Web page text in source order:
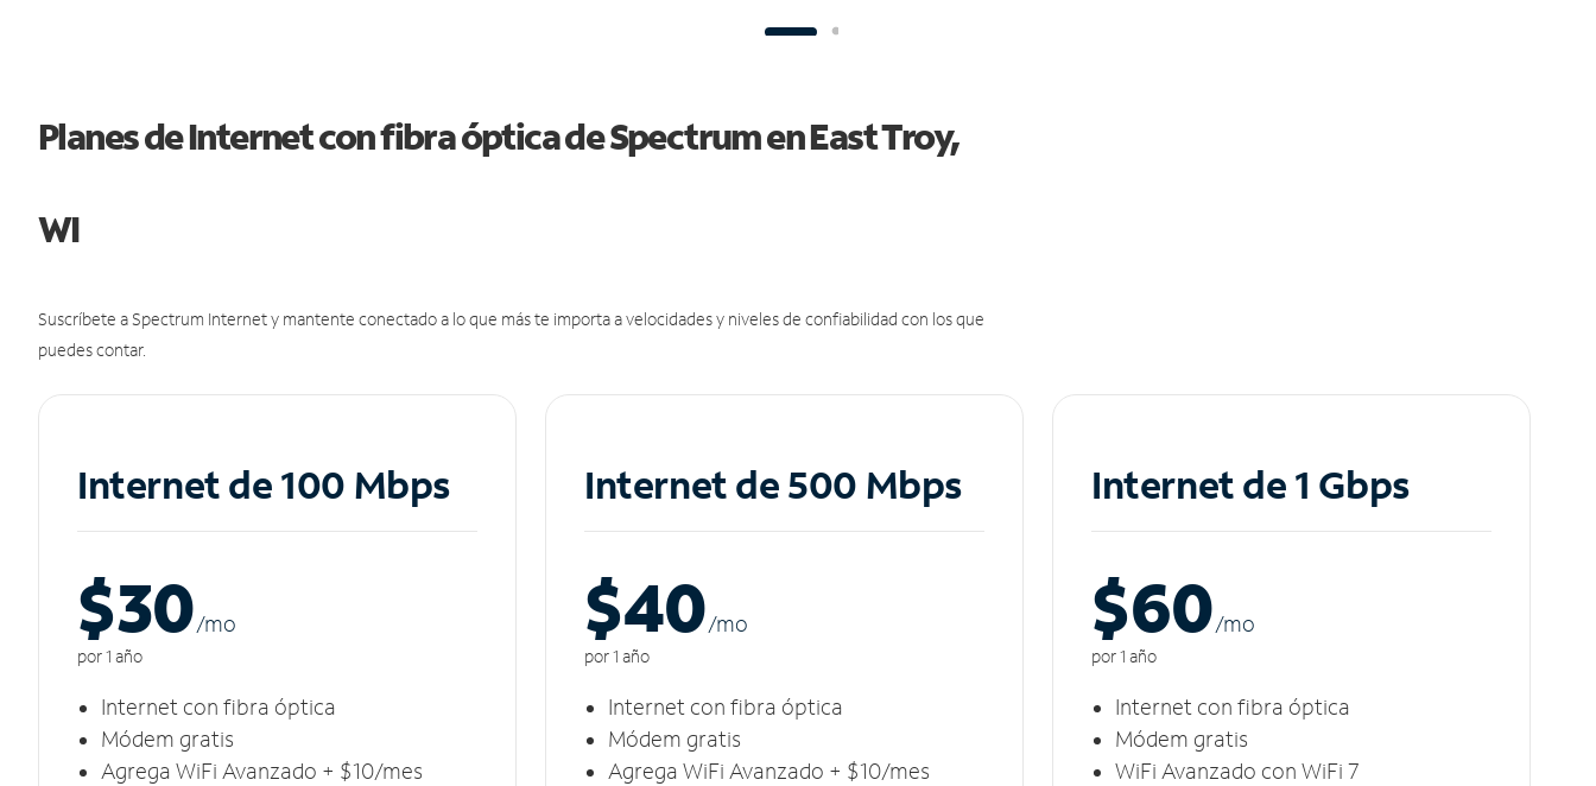
Planes de Internet con fibra óptica de Spectrum en East Troy,
WI
Suscríbete a Spectrum Internet y mantente conectado a lo que más te importa a velocidades y niveles de confiabilidad con los que
puedes contar.
Internet de 100 Mbps
$30/mo
por 1 año
Internet con fibra óptica
Módem gratis
Agrega WiFi Avanzado + $10/mes
Internet de 500 Mbps
$40/mo
por 1 año
Internet con fibra óptica
Módem gratis
Agrega WiFi Avanzado + $10/mes
Internet de 1 Gbps
$60/mo
por 1 año
Internet con fibra óptica
Módem gratis
WiFi Avanzado con WiFi 7